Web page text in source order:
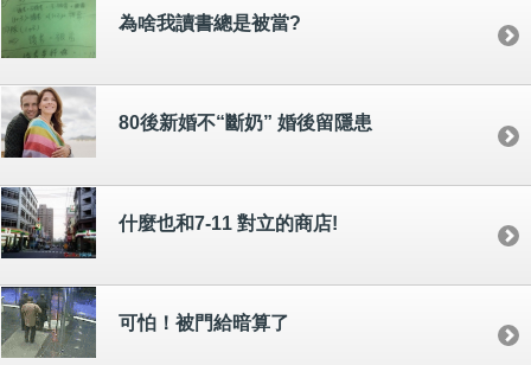
為啥我讀書總是被當?
80後新婚不“斷奶” 婚後留隱患
什麼也和7-11 對立的商店!
可怕！被門給暗算了